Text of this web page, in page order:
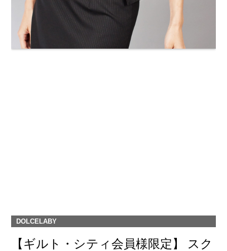
DOLCELABY
【ギルト・シティ会員様限定】 スク